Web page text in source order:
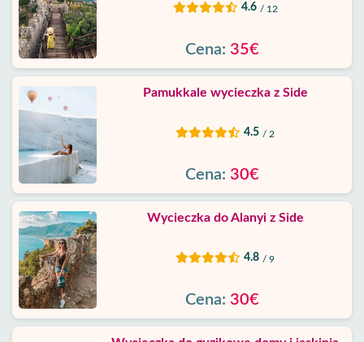
4.6 / 12
Cena: 35€
Pamukkale wycieczka z Side
4.5 / 2
Cena: 30€
Wycieczka do Alanyi z Side
4.8 / 9
Cena: 30€